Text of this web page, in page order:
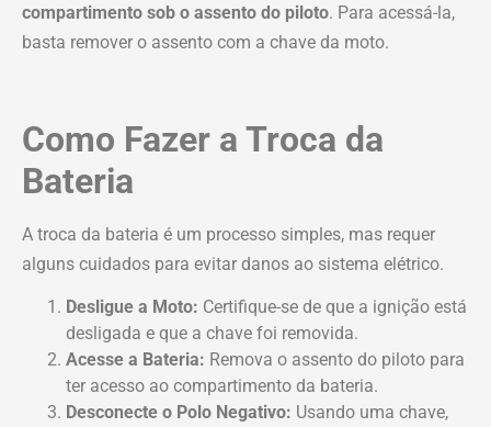
compartimento sob o assento do piloto. Para acessá-la,
basta remover o assento com a chave da moto.
Como Fazer a Troca da
Bateria
A troca da bateria é um processo simples, mas requer
alguns cuidados para evitar danos ao sistema elétrico.
Desligue a Moto: Certifique-se de que a ignição está
desligada e que a chave foi removida.
Acesse a Bateria: Remova o assento do piloto para
ter acesso ao compartimento da bateria.
Desconecte o Polo Negativo: Usando uma chave,